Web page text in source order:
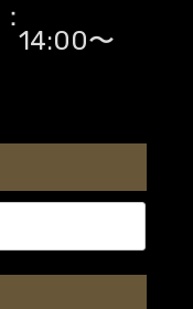
14:00〜